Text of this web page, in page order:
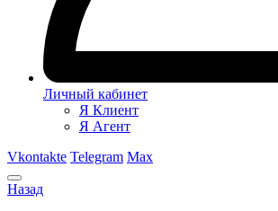
Личный кабинет
Я Клиент
Я Агент
Vkontakte Telegram Max
Назад